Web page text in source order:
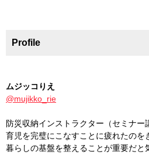
Profile
ムジッコりえ
@mujikko_rie
防災収納インストラクター（セミナー
育児を完璧にこなすことに疲れたのを
暮らしの基盤を整えることが重要だと